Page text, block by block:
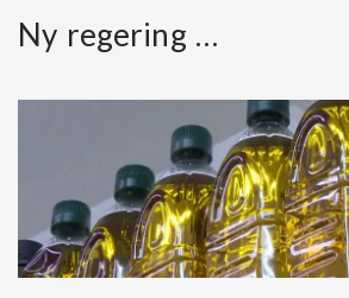
Ny regering …